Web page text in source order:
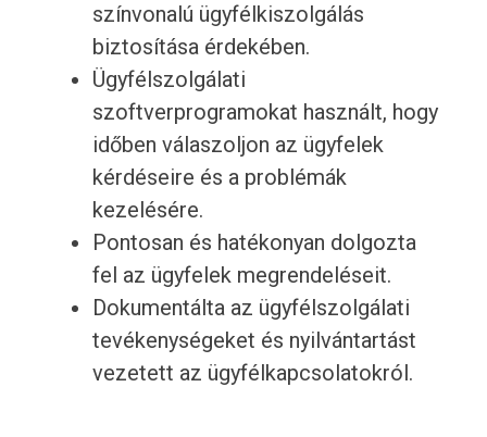
színvonalú ügyfélkiszolgálás
biztosítása érdekében.
Ügyfélszolgálati
szoftverprogramokat használt, hogy
időben válaszoljon az ügyfelek
kérdéseire és a problémák
kezelésére.
Pontosan és hatékonyan dolgozta
fel az ügyfelek megrendeléseit.
Dokumentálta az ügyfélszolgálati
tevékenységeket és nyilvántartást
vezetett az ügyfélkapcsolatokról.